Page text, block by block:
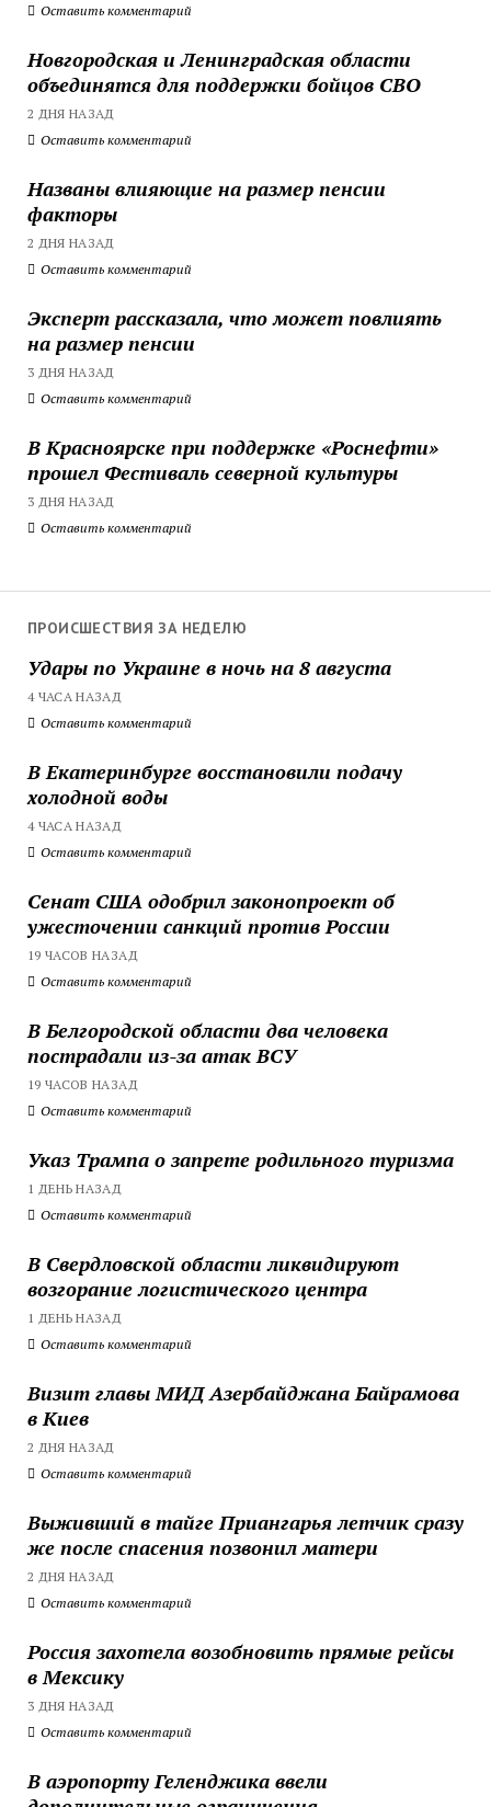
Оставить комментарий
Новгородская и Ленинградская области
объединятся для поддержки бойцов СВО
2 ДНЯ НАЗАД
Оставить комментарий
Названы влияющие на размер пенсии
факторы
2 ДНЯ НАЗАД
Оставить комментарий
Эксперт рассказала, что может повлиять
на размер пенсии
3 ДНЯ НАЗАД
Оставить комментарий
В Красноярске при поддержке «Роснефти»
прошел Фестиваль северной культуры
3 ДНЯ НАЗАД
Оставить комментарий
ПРОИСШЕСТВИЯ ЗА НЕДЕЛЮ
Удары по Украине в ночь на 8 августа
4 ЧАСА НАЗАД
Оставить комментарий
В Екатеринбурге восстановили подачу
холодной воды
4 ЧАСА НАЗАД
Оставить комментарий
Сенат США одобрил законопроект об
ужесточении санкций против России
19 ЧАСОВ НАЗАД
Оставить комментарий
В Белгородской области два человека
пострадали из-за атак ВСУ
19 ЧАСОВ НАЗАД
Оставить комментарий
Указ Трампа о запрете родильного туризма
1 ДЕНЬ НАЗАД
Оставить комментарий
В Свердловской области ликвидируют
возгорание логистического центра
1 ДЕНЬ НАЗАД
Оставить комментарий
Визит главы МИД Азербайджана Байрамова
в Киев
2 ДНЯ НАЗАД
Оставить комментарий
Выживший в тайге Приангарья летчик сразу
же после спасения позвонил матери
2 ДНЯ НАЗАД
Оставить комментарий
Россия захотела возобновить прямые рейсы
в Мексику
3 ДНЯ НАЗАД
Оставить комментарий
В аэропорту Геленджика ввели